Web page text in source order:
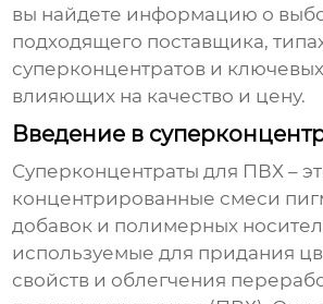
вы найдете информацию о
подходящего поставщика,
суперконцентратов и
влияющих на качество и цену.
Введение в
Суперконцентраты для ПВХ –
концентрированные смеси
добавок и полимерных
используемые для придания
свойств и облегчения